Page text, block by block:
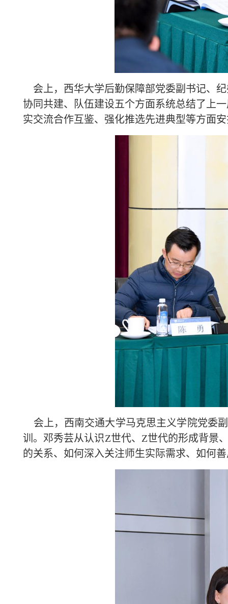
会上，西华大学后勤保障部党委副书记、
协同共建、队伍建设五个方面系统总结了上
实交流合作互鉴、强化推选先进典型等方面
会上，西南交通大学马克思主义学院党委
训。邓秀芸从认识Z世代、Z世代的形成背景
的关系、如何深入关注师生实际需求、如何